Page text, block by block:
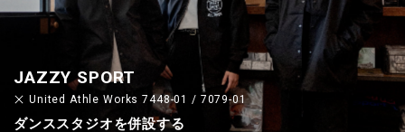
JAZZY SPORT
United Athle Works 7448-01 / 7079-01
ダンススタジオを併設する